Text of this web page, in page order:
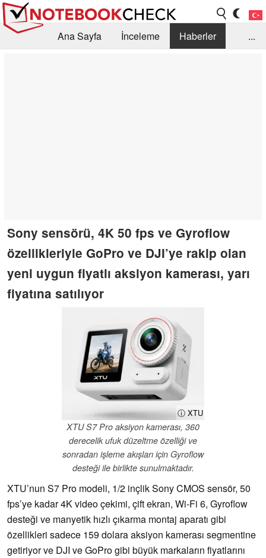
Ana Sayfa İnceleme
Haberler
...
Sony sensörü, 4K 50 fps ve Gyroflow
özellikleriyle GoPro ve DJI’ye rakip olan
yeni uygun fiyatlı aksiyon kamerası, yarı
fiyatına satılıyor
ⓘ XTU
XTU S7 Pro aksiyon kamerası, 360
derecelik ufuk düzeltme özelliği ve
sonradan işleme akışları için Gyroflow
desteği ile birlikte sunulmaktadır.
XTU’nun S7 Pro modeli, 1/2 inçlik Sony CMOS sensör, 50
fps’ye kadar 4K video çekimi, çift ekran, Wi-Fi 6, Gyroflow
desteği ve manyetik hızlı çıkarma montaj aparatı gibi
özellikleri sadece 159 dolara aksiyon kamerası segmentine
getiriyor ve DJI ve GoPro gibi büyük markaların fiyatlarını